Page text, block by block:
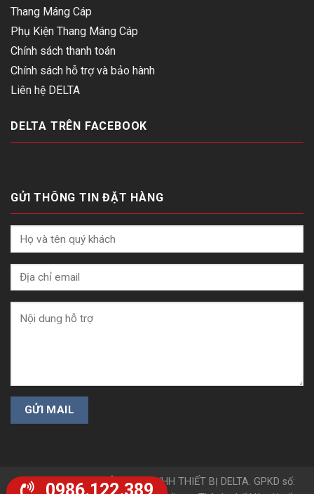
Thang Máng Cáp
Phụ Kiện Thang Máng Cáp
Chính sách thanh toán
Chính sách hỗ trợ và bảo hành
Liên hệ DELTA
DELTA TRÊN FACEBOOK
GỬI THÔNG TIN ĐẶT HÀNG
Copyright 2025 © CÔNG TY TNHH THIẾT BỊ DELTA. GPKD số: